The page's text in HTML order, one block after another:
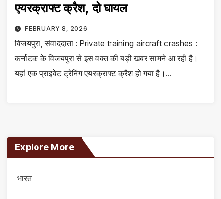
एयरक्राफ्ट क्रैश, दो घायल
FEBRUARY 8, 2026
विजयपुरा, संवाददाता : Private training aircraft crashes :
कर्नाटक के विजयपुरा से इस वक्त की बड़ी खबर सामने आ रही है।
यहां एक प्राइवेट ट्रेनिंग एयरक्राफ्ट क्रैश हो गया है।…
Explore More
भारत